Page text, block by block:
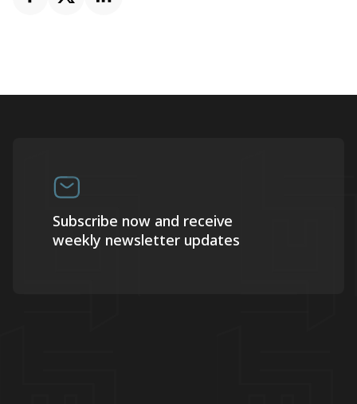
Subscribe now and receive
weekly newsletter updates